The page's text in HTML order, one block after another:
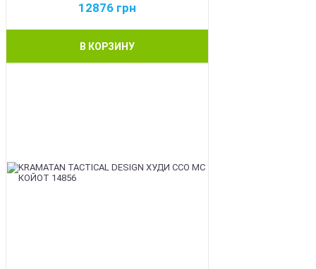
12876 грн
В КОРЗИНУ